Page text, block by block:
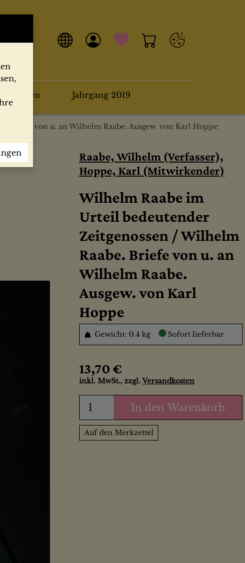
Postkarten Jahrgang 2019
Briefe von u. an Wilhelm Raabe. Ausgew. von Karl Hoppe
Raabe, Wilhelm (Verfasser),
Hoppe, Karl (Mitwirkender)
Wilhelm Raabe im
Urteil bedeutender
Zeitgenossen / Wilhelm
Raabe. Briefe von u. an
Wilhelm Raabe.
Ausgew. von Karl
Hoppe
Gewicht: 0.4 kg ● Sofort lieferbar
13,70 €
inkl. MwSt., zzgl. Versandkosten
In den Warenkorb
Auf den Merkzettel